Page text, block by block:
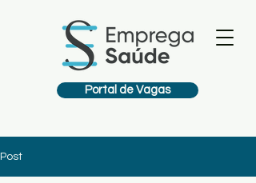
Portal de Vagas
Post